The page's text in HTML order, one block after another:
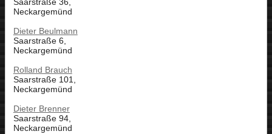
Neckargemünd
Dieter Beulmann
Saarstraße 6,
Neckargemünd
Rolland Brauch
Saarstraße 101,
Neckargemünd
Dieter Brenner
Saarstraße 94,
Neckargemünd